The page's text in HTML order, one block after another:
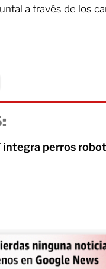
a través de los
integra perros